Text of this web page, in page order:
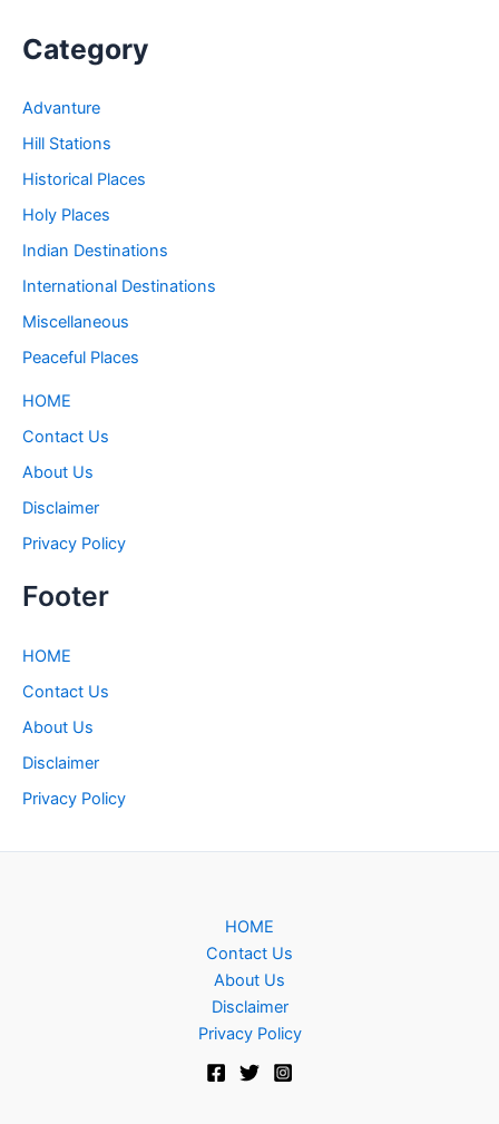
Tourist
Places
Category
Advanture
Hill Stations
Historical Places
Holy Places
Indian Destinations
International Destinations
Miscellaneous
Peaceful Places
HOME
Contact Us
About Us
Disclaimer
Privacy Policy
Footer
HOME
Contact Us
About Us
Disclaimer
Privacy Policy
HOME
Contact Us
About Us
Disclaimer
Privacy Policy